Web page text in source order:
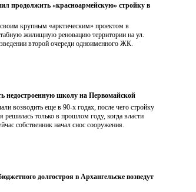
продолжить «красноармейскую» стройку в
крупным «арктическим» проектом в
жилищную реновацию территории на ул.
второй очереди одноименного ЖК.
недостроенную школу на Первомайской
возводить еще в 90-х годах, после чего стройку
решилась только в прошлом году, когда власти
собственник начал снос сооружения.
долгостроя в Архангельске возведут